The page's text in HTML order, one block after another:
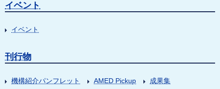
イベント
イベント
刊行物
機構紹介パンフレット AMED Pickup
成果集